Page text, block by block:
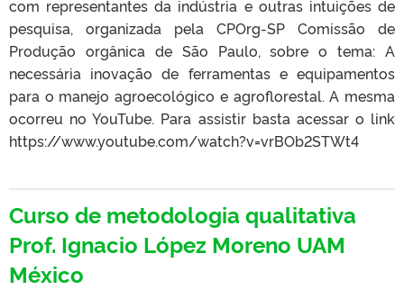
com representantes da indústria e outras intuições de
pesquisa, organizada pela CPOrg-SP Comissão de
Produção orgânica de São Paulo, sobre o tema: A
necessária inovação de ferramentas e equipamentos
para o manejo agroecológico e agroflorestal. A mesma
ocorreu no YouTube. Para assistir basta acessar o link
https://www.youtube.com/watch?v=vrBOb2STWt4
Curso de metodologia qualitativa
Prof. Ignacio López Moreno UAM
México